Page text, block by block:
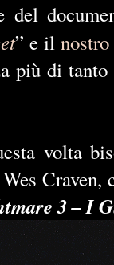
del
” e il
più di
volta
Craven,
3 – I